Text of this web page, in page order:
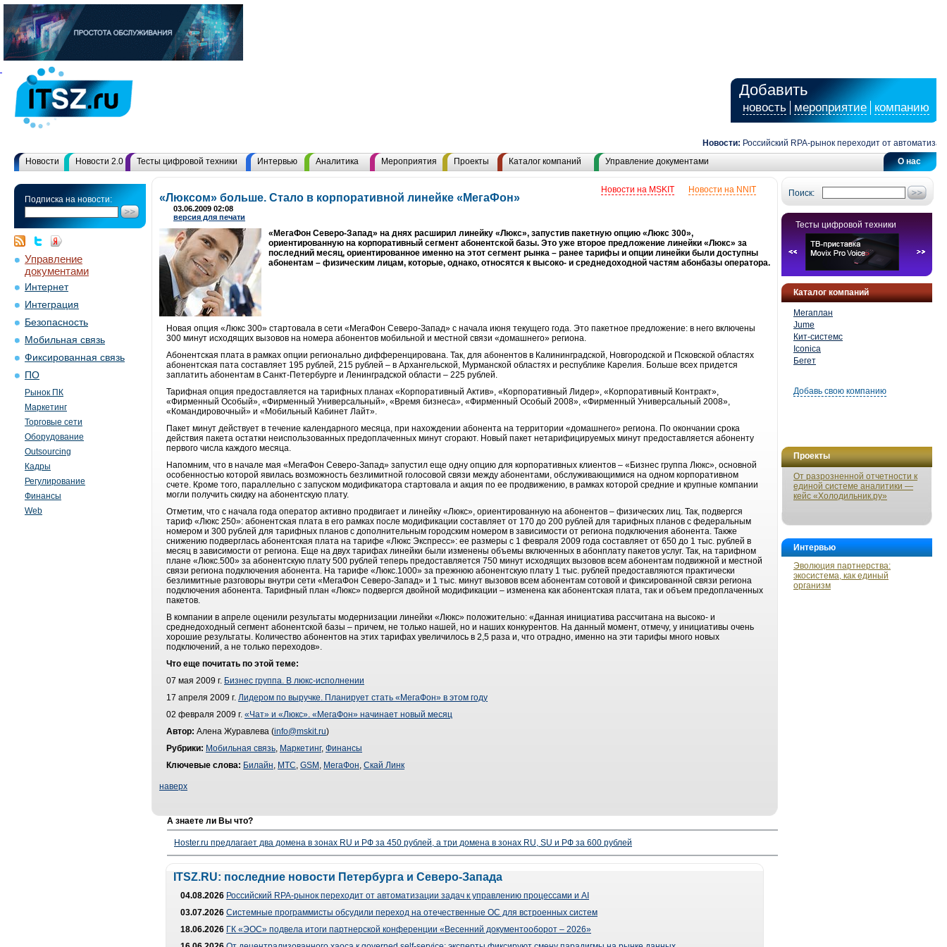
Добавить
новость мероприятие компанию
Новости: Российский RPA-рынок переходит от
О нас
Новости Новости 2.0 Тесты цифровой техники Интервью Аналитика Мероприятия Проекты Каталог компаний Управление документами
Подписка на новости:
Управление
документами
Интернет
Интеграция
Безопасность
Мобильная связь
Фиксированная связь
ПО
Рынок ПК
Маркетинг
Торговые сети
Оборудование
Outsourcing
Кадры
Регулирование
Финансы
Web
Поиск:
Тесты цифровой техники
Каталог компаний
Мегаплан
Jume
Кит-системс
Iconica
Бегет
Добавь свою компанию
Проекты
От разрозненной отчетности к
единой системе аналитики —
кейс «Холодильник.ру»
Интервью
Эволюция партнерства:
экосистема, как единый
организм
Новости на NNIT
Новости на MSKIT
«Люксом» больше. Стало в корпоративной линейке «МегаФон»
03.06.2009 02:08
версия для печати
«МегаФон Северо-Запад» на днях расширил линейку «Люкс», запустив пакетную опцию «Люкс 300»,
ориентированную на корпоративный сегмент абонентской базы. Это уже второе предложение линейки «Люкс» за
последний месяц, ориентированное именно на этот сегмент рынка – ранее тарифы и опции линейки были доступны
абонентам – физическим лицам, которые, однако, относятся к высоко- и среднедоходной частям абонбазы оператора.
Новая опция «Люкс 300» стартовала в сети «МегаФон Северо-Запад» с начала июня текущего года. Это пакетное предложение: в него включены
300 минут исходящих вызовов на номера абонентов мобильной и местной связи «домашнего» региона.
Абонентская плата в рамках опции регионально дифференцирована. Так, для абонентов в Калининградской, Новгородской и Псковской областях
абонентская пата составляет 195 рублей, 215 рублей – в Архангельской, Мурманской областях и республике Карелия. Больше всех придется
заплатить абонентам в Санкт-Петербурге и Ленинградской области – 225 рублей.
Тарифная опция предоставляется на тарифных планах «Корпоративный Актив», «Корпоративный Лидер», «Корпоративный Контракт»,
«Фирменный Особый», «Фирменный Универсальный», «Время бизнеса», «Фирменный Особый 2008», «Фирменный Универсальный 2008»,
«Командировочный» и «Мобильный Кабинет Лайт».
Пакет минут действует в течение календарного месяца, при нахождении абонента на территории «домашнего» региона. По окончании срока
действия пакета остатки неиспользованных предоплаченных минут сгорают. Новый пакет нетарифицируемых минут предоставляется абоненту
первого числа каждого месяца.
Напомним, что в начале мая «МегаФон Северо-Запад» запустил еще одну опцию для корпоративных клиентов – «Бизнес группа Люкс», основной
особенностью которой явилась возможность безлимитной голосовой связи между абонентами, обслуживающимися на одном корпоративном
счете. Кроме того, параллельно с запуском модификатора стартовала и акция по ее продвижению, в рамках которой средние и крупные компании
могли получить скидку на абонентскую плату.
Отметим, что с начала года оператор активно продвигает и линейку «Люкс», ориентированную на абонентов – физических лиц. Так, подвергся
тариф «Люкс 250»: абонентская плата в его рамках после модификации составляет от 170 до 200 рублей для тарифных планов с федеральным
номером и 300 рублей для тарифных планов с дополнительным городским номером в зависимости от региона подключения абонента. Также
снижению подверглась абонентская плата на тарифе «Люкс Экспресс»: ее размеры с 1 февраля 2009 года составляет от 650 до 1 тыс. рублей в
месяц в зависимости от региона. Еще на двух тарифах линейки были изменены объемы включенных в абонплату пакетов услуг. Так, на тарифном
плане «Люкс.500» за абонентскую плату 500 рублей теперь предоставляется 750 минут исходящих вызовов всем абонентам подвижной и местной
связи региона подключения абонента. На тарифе «Люкс.1000» за прежнюю абонентскую плату 1 тыс. рублей предоставляются практически
безлимитные разговоры внутри сети «МегаФон Северо-Запад» и 1 тыс. минут вызовов всем абонентам сотовой и фиксированной связи региона
подключения абонента. Тарифный план «Люкс» подвергся двойной модификации – изменена как абонентская плата, так и объем предоплаченных
пакетов.
В компании в апреле оценили результаты модернизации линейки «Люкс» положительно: «Данная инициатива рассчитана на высоко- и
среднедоходный сегмент абонентской базы – причем, не только нашей, но и наших конкурентов. На данный момент, отмечу, у инициативы очень
хорошие результаты. Количество абонентов на этих тарифах увеличилось в 2,5 раза и, что отрадно, именно на эти тарифы много новых
подключений, а не только переходов».
Что еще почитать по этой теме:
07 мая 2009 г. Бизнес группа. В люкс-исполнении
17 апреля 2009 г. Лидером по выручке. Планирует стать «МегаФон» в этом году
02 февраля 2009 г. «Чат» и «Люкс». «МегаФон» начинает новый месяц
Автор: Алена Журавлева (info@mskit.ru)
Рубрики: Мобильная связь, Маркетинг, Финансы
Ключевые слова: Билайн, МТС, GSM , МегаФон, Скай Линк
наверх
А знаете ли Вы что?
Hoster.ru предлагает два домена в зонах RU и РФ за 450 рублей, а три домена в зонах RU, SU и РФ за 600 рублей
ITSZ.RU: последние новости Петербурга и Северо-Запада
04.08.2026 Российский RPA-рынок переходит от автоматизации задач к управлению процессами и AI
03.07.2026 Системные программисты обсудили переход на отечественные ОС для встроенных систем
18.06.2026 ГК «ЭОС» подвела итоги партнерской конференции «Весенний документооборот – 2026»